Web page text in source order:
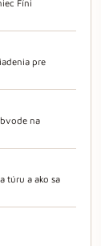
Fíni
pre
na
túru a ako sa